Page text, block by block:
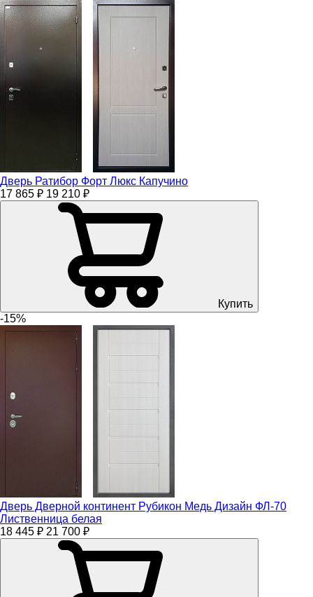
Дверь Ратибор Форт Люкс Капучино
17 865 ₽ 19 210 ₽
Купить
-15%
Дверь Дверной континент Рубикон Медь Дизайн ФЛ-70
Лиственница белая
18 445 ₽ 21 700 ₽